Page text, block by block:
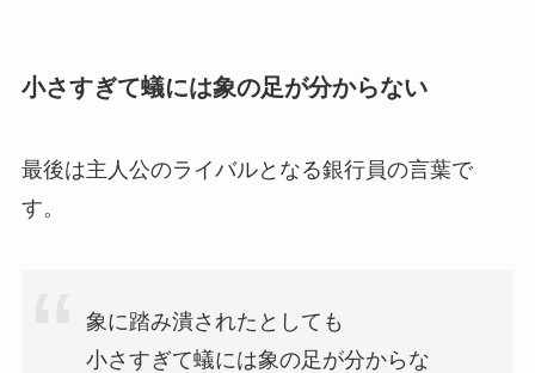
小さすぎて蟻には象の足が分からない
最後は主人公のライバルとなる銀行員の言葉で
す。
象に踏み潰されたとしても
小さすぎて蟻には象の足が分からな